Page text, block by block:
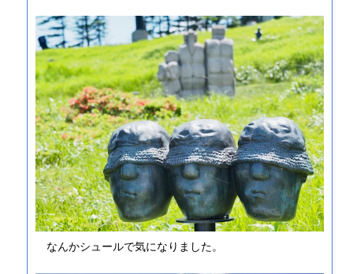
なんかシュールで気になりました。